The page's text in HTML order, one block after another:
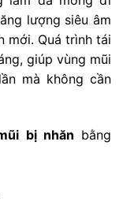
lượng siêu âm
mới. Quá trình tái
giúp vùng mũi
mà không cần
bị nhăn bằng